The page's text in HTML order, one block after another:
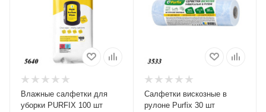
Влажные салфетки для
уборки PURFIX 100 шт
Салфетки вискозные в
рулоне Purfix 30 шт